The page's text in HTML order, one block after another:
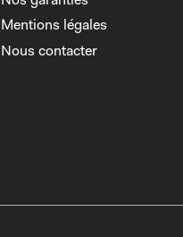
Mentions légales
Nous contacter